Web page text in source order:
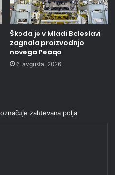
Škoda je v Mladi Boleslavi
zagnala proizvodnjo
novega Peaqa
6. avgusta, 2026
označuje zahtevana polja